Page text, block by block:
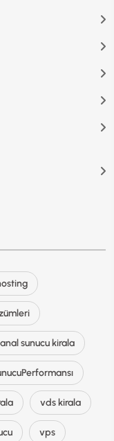
sunucu kirala
vds kirala
vps